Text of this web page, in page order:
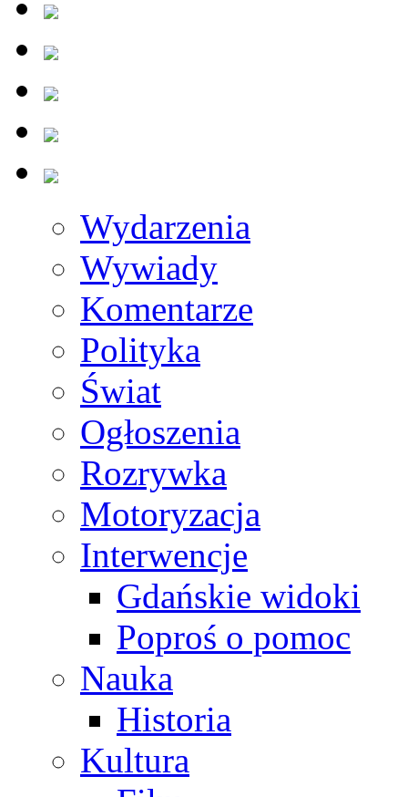
Wydarzenia
Wywiady
Komentarze
Polityka
Świat
Ogłoszenia
Rozrywka
Motoryzacja
Interwencje
Gdańskie widoki
Poproś o pomoc
Nauka
Historia
Kultura